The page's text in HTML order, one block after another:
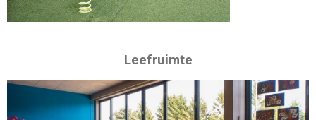
Leefruimte